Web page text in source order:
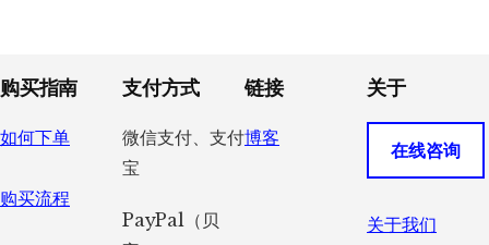
Footer
购买指南
如何下单
购买流程
支付方式
微信支付、支付
宝
PayPal（贝
链接
博客
关于
在线咨询
关于我们